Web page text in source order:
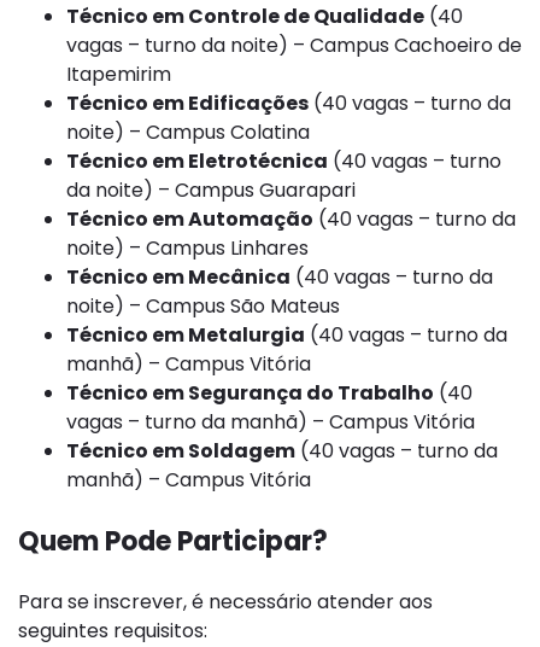
Técnico em Controle de Qualidade (40
vagas – turno da noite) – Campus Cachoeiro de
Itapemirim
Técnico em Edificações (40 vagas – turno da
noite) – Campus Colatina
Técnico em Eletrotécnica (40 vagas – turno
da noite) – Campus Guarapari
Técnico em Automação (40 vagas – turno da
noite) – Campus Linhares
Técnico em Mecânica (40 vagas – turno da
noite) – Campus São Mateus
Técnico em Metalurgia (40 vagas – turno da
manhã) – Campus Vitória
Técnico em Segurança do Trabalho (40
vagas – turno da manhã) – Campus Vitória
Técnico em Soldagem (40 vagas – turno da
manhã) – Campus Vitória
Quem Pode Participar?
Para se inscrever, é necessário atender aos
seguintes requisitos: